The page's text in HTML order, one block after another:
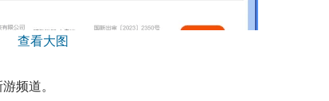
频道。